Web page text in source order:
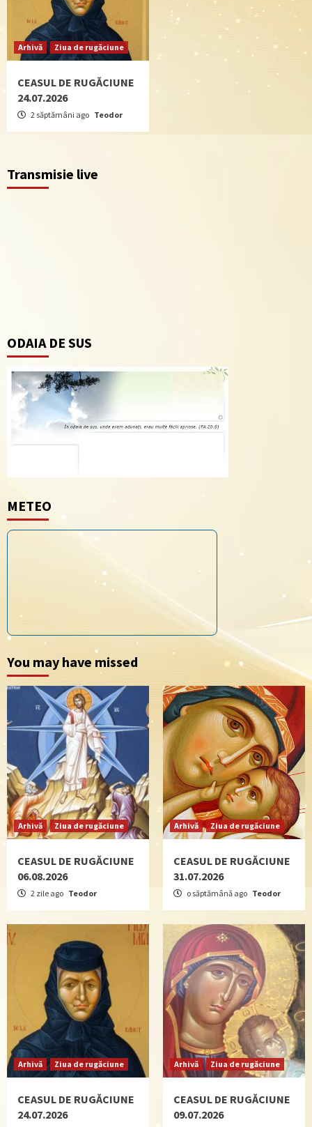
Arhivă Ziua de rugăciune
CEASUL DE RUGĂCIUNE
24.07.2026
2 săptămâni ago Teodor
Transmisie live
ODAIA DE SUS
METEO
You may have missed
Arhivă Ziua de rugăciune
CEASUL DE RUGĂCIUNE
06.08.2026
2 zile ago Teodor
Arhivă Ziua de rugăciune
CEASUL DE RUGĂCIUNE
31.07.2026
o săptămână ago Teodor
Arhivă Ziua de rugăciune
CEASUL DE RUGĂCIUNE
24.07.2026
Arhivă Ziua de rugăciune
CEASUL DE RUGĂCIUNE
09.07.2026